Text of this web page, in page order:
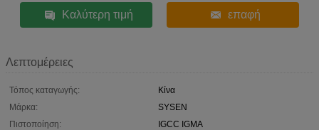
Καλύτερη τιμή επαφή
Λεπτομέρειες
Τόπος καταγωγής:
Κίνα
Μάρκα:
SYSEN
Πιστοποίηση:
IGCC IGMA